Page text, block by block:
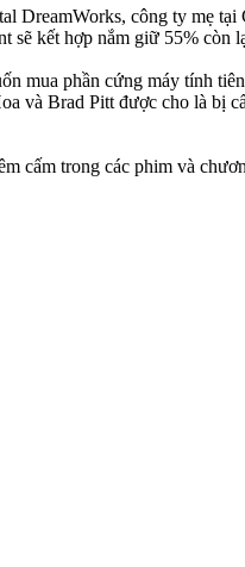
DreamWorks, công ty mẹ tại
sẽ kết hợp nắm giữ 55% còn
mua phần cứng máy tính
và Brad Pitt được cho là bị
cấm trong các phim và